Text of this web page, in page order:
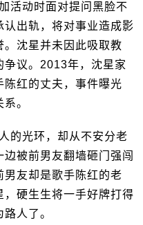
活动时面对提问黑脸不
出轨，将对事业造成影
。沈星并未因此吸取教
争议。2013年，沈星家
陈红的丈夫，事件曝光
。
的光环，却从不安分老
被前男友翻墙砸门强闯
男友却是歌手陈红的老
硬生生将一手好牌打得
人了。